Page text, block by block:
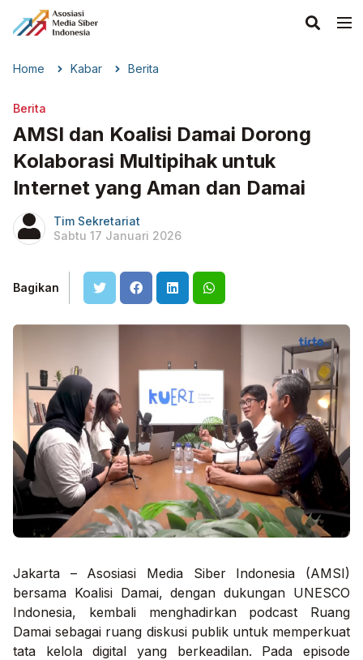
Home Kabar Berita
Berita
AMSI dan Koalisi Damai Dorong
Kolaborasi Multipihak untuk
Internet yang Aman dan Damai
Tim Sekretariat
Sabtu 17 Januari 2026
Bagikan
Jakarta – Asosiasi Media Siber Indonesia (AMSI)
bersama Koalisi Damai, dengan dukungan UNESCO
Indonesia, kembali menghadirkan podcast Ruang
Damai sebagai ruang diskusi publik untuk memperkuat
tata kelola digital yang berkeadilan. Pada episode